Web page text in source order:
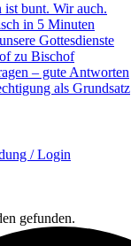
ist bunt. Wir auch.
in 5 Minuten
Gottesdienste
zu Bischof
– gute Antworten
als Grundsatz
/ Login
gefunden.